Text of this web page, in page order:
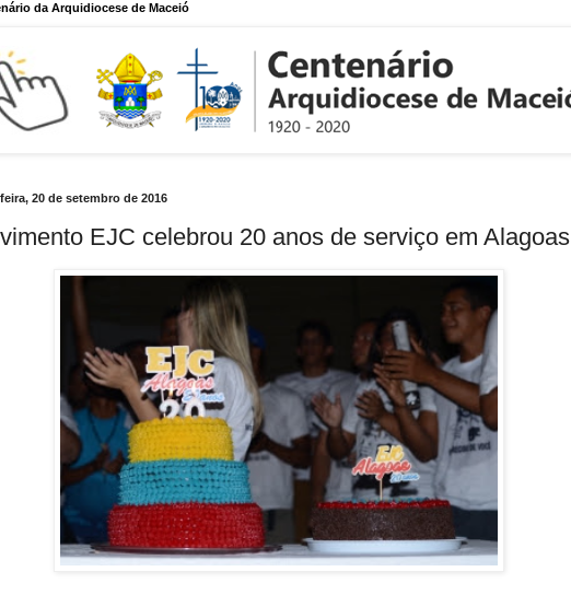
da Arquidiocese de Maceió
20 de setembro de 2016
EJC celebrou 20 anos de serviço em Alagoas